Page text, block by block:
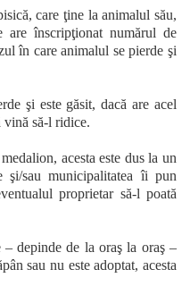
care ţine la animalul său,
înscripţionat numărul de
în care animalul se pierde şi
şi este găsit, dacă are acel
vină să-l ridice.
acesta este dus la un
şi/sau municipalitatea îi pun
proprietar să-l poată
depinde de la oraş la oraş –
sau nu este adoptat, acesta